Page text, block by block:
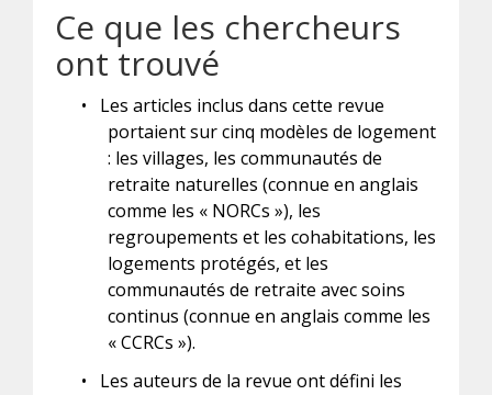
Ce que les chercheurs
ont trouvé
•
Les articles inclus dans cette revue
portaient sur cinq modèles de logement
: les villages, les communautés de
retraite naturelles (connue en anglais
comme les « NORCs »), les
regroupements et les cohabitations, les
logements protégés, et les
communautés de retraite avec soins
continus (connue en anglais comme les
« CCRCs »).
•
Les auteurs de la revue ont défini les